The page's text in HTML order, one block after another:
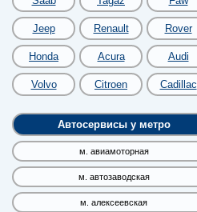
Jeep Renault Rover
Honda Acura Audi
Volvo Citroen Cadillac
Автосервисы у метро
м. авиамоторная
м. автозаводская
м. алексеевская